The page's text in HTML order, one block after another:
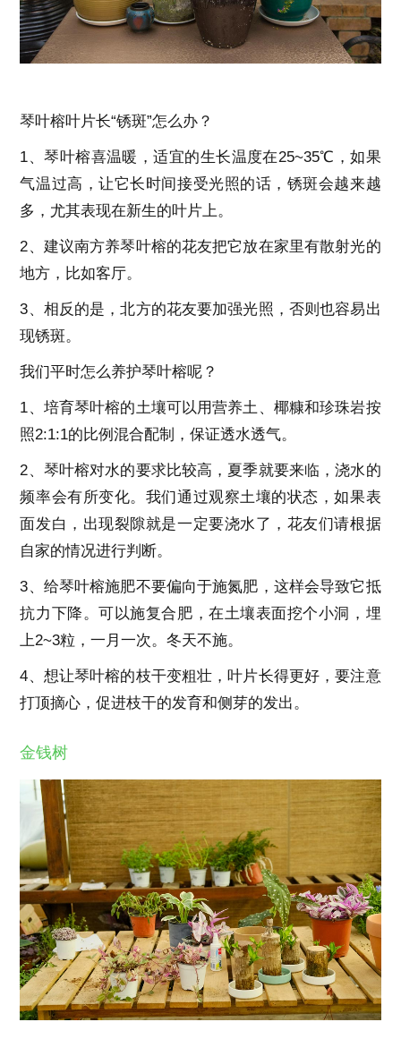
琴叶榕叶片长“锈斑”怎么办？
1、琴叶榕喜温暖，适宜的生长温度在25~35℃，如果
气温过高，让它长时间接受光照的话，锈斑会越来越
多，尤其表现在新生的叶片上。
2、建议南方养琴叶榕的花友把它放在家里有散射光的
地方，比如客厅。
3、相反的是，北方的花友要加强光照，否则也容易出
现锈斑。
我们平时怎么养护琴叶榕呢？
1、培育琴叶榕的土壤可以用营养土、椰糠和珍珠岩按
照2:1:1的比例混合配制，保证透水透气。
2、琴叶榕对水的要求比较高，夏季就要来临，浇水的
频率会有所变化。我们通过观察土壤的状态，如果表
面发白，出现裂隙就是一定要浇水了，花友们请根据
自家的情况进行判断。
3、给琴叶榕施肥不要偏向于施氮肥，这样会导致它抵
抗力下降。可以施复合肥，在土壤表面挖个小洞，埋
上2~3粒，一月一次。冬天不施。
4、想让琴叶榕的枝干变粗壮，叶片长得更好，要注意
打顶摘心，促进枝干的发育和侧芽的发出。
金钱树